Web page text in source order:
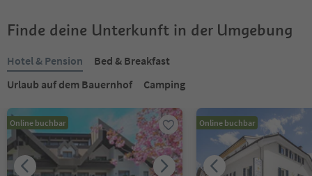
Finde deine Unterkunft in der Umgebung
Hotel & Pension
Bed & Breakfast
Urlaub auf dem Bauernhof
Camping
Online buchbar Online buchbar